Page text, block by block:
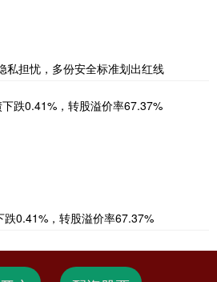
私担忧，多份安全标准划出红线
0.41%，转股溢价率67.37%